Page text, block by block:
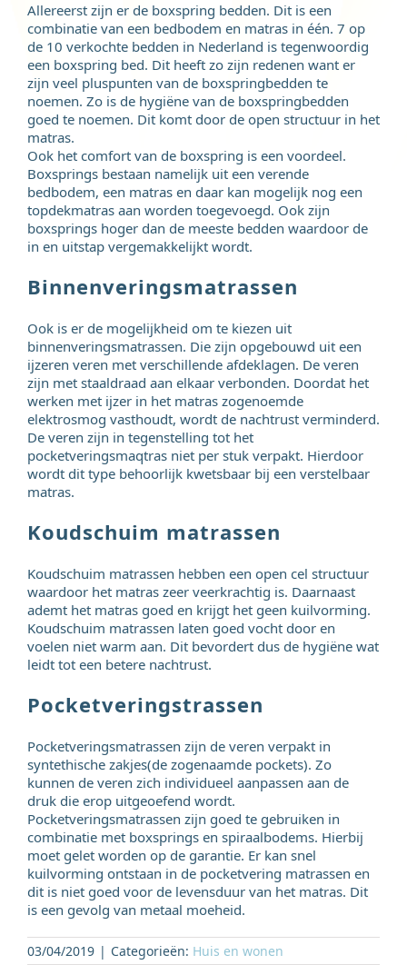
Allereerst zijn er de boxspring bedden. Dit is een
combinatie van een bedbodem en matras in één. 7 op
de 10 verkochte bedden in Nederland is tegenwoordig
een boxspring bed. Dit heeft zo zijn redenen want er
zijn veel pluspunten van de boxspringbedden te
noemen. Zo is de hygiëne van de boxspringbedden
goed te noemen. Dit komt door de open structuur in het
matras.
Ook het comfort van de boxspring is een voordeel.
Boxsprings bestaan namelijk uit een verende
bedbodem, een matras en daar kan mogelijk nog een
topdekmatras aan worden toegevoegd. Ook zijn
boxsprings hoger dan de meeste bedden waardoor de
in en uitstap vergemakkelijkt wordt.
Binnenveringsmatrassen
Ook is er de mogelijkheid om te kiezen uit
binnenveringsmatrassen. Die zijn opgebouwd uit een
ijzeren veren met verschillende afdeklagen. De veren
zijn met staaldraad aan elkaar verbonden. Doordat het
werken met ijzer in het matras zogenoemde
elektrosmog vasthoudt, wordt de nachtrust verminderd.
De veren zijn in tegenstelling tot het
pocketveringsmaqtras niet per stuk verpakt. Hierdoor
wordt dit type behoorlijk kwetsbaar bij een verstelbaar
matras.
Koudschuim matrassen
Koudschuim matrassen hebben een open cel structuur
waardoor het matras zeer veerkrachtig is. Daarnaast
ademt het matras goed en krijgt het geen kuilvorming.
Koudschuim matrassen laten goed vocht door en
voelen niet warm aan. Dit bevordert dus de hygiëne wat
leidt tot een betere nachtrust.
Pocketveringstrassen
Pocketveringsmatrassen zijn de veren verpakt in
syntethische zakjes(de zogenaamde pockets). Zo
kunnen de veren zich individueel aanpassen aan de
druk die erop uitgeoefend wordt.
Pocketveringsmatrassen zijn goed te gebruiken in
combinatie met boxsprings en spiraalbodems. Hierbij
moet gelet worden op de garantie. Er kan snel
kuilvorming ontstaan in de pocketvering matrassen en
dit is niet goed voor de levensduur van het matras. Dit
is een gevolg van metaal moeheid.
03/04/2019 | Categorieën: Huis en wonen